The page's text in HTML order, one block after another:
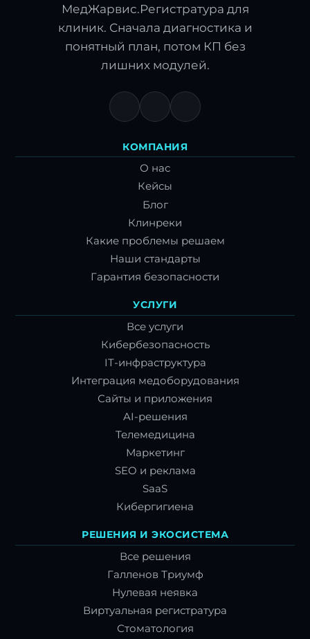
МедЖарвис.Регистратура для
клиник. Сначала диагностика и
понятный план, потом КП без
лишних модулей.
КОМПАНИЯ
О нас
Кейсы
Блог
Клинреки
Какие проблемы решаем
Наши стандарты
Гарантия безопасности
УСЛУГИ
Все услуги
Кибербезопасность
IT-инфраструктура
Интеграция медоборудования
Сайты и приложения
AI-решения
Телемедицина
Маркетинг
SEO и реклама
SaaS
Кибергигиена
РЕШЕНИЯ И ЭКОСИСТЕМА
Все решения
Галленов Триумф
Нулевая неявка
Виртуальная регистратура
Стоматология